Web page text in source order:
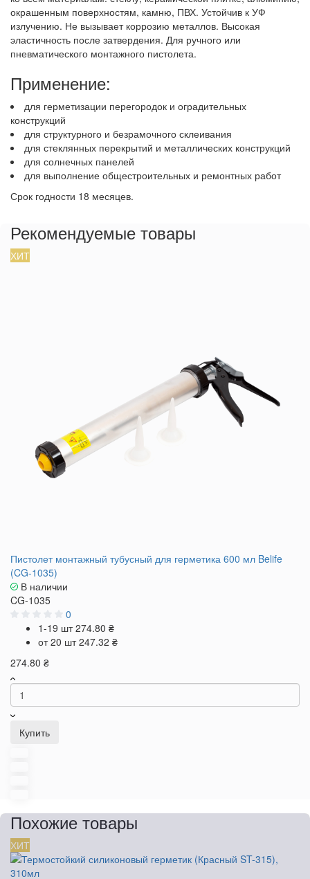
окрашенным поверхностям, камню, ПВХ. Устойчив к УФ
излучению. Не вызывает коррозию металлов. Высокая
эластичность после затвердения. Для ручного или
пневматического монтажного пистолета.
Применение:
для герметизации перегородок и оградительных
конструкций
для структурного и безрамочного склеивания
для стеклянных перекрытий и металлических конструкций
для солнечных панелей
для выполнение общестроительных и ремонтных работ
Срок годности 18 месяцев.
Рекомендуемые товары
ХИТ
Пистолет монтажный тубусный для герметика 600 мл Belife
(CG-1035)
В наличии
CG-1035
0
1-19 шт274.80 ₴
от 20 шт247.32 ₴
274.80 ₴
Купить
Похожие товары
ХИТ